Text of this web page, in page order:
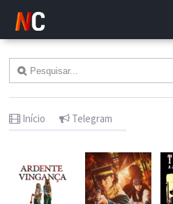
Início Telegram